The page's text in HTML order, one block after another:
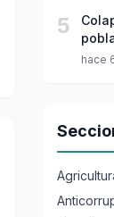
5
hace